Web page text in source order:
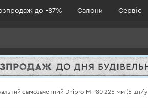
до -87% Салони Сервіс
самозачепний Dnipro-M Р80 225 мм (5 шт/